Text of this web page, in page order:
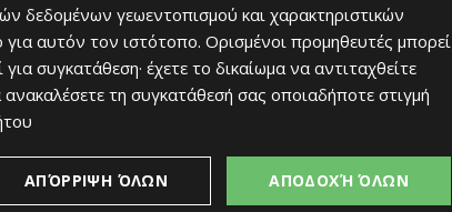
Μαδαρή – Σελλάδι του Καραμανλή, το
ένα εκτεταμένο δίκτυο πεζοπορίας για
πολλά από τα ενδημικά φυτά της
δεδομένων γεωεντοπισμού και χαρακτηριστικών
αυτόν τον ιστότοπο. Ορισμένοι προμηθευτές μπορεί
συγκατάθεση· έχετε το δικαίωμα να αντιταχθείτε
τη συγκατάθεσή σας οποιαδήποτε στιγμή
ΑΠΟΔΟΧΉ ΌΛΩΝ
ΑΠΌΡΡΙΨΗ ΌΛΩΝ